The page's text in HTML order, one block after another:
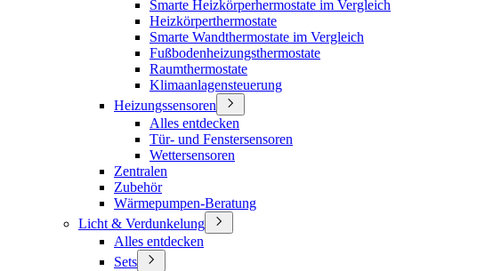
Smarte Heizkörperhermostate im Vergleich
Heizkörperthermostate
Smarte Wandthermostate im Vergleich
Fußbodenheizungsthermostate
Raumthermostate
Klimaanlagensteuerung
Heizungssensoren
Alles entdecken
Tür- und Fenstersensoren
Wettersensoren
Zentralen
Zubehör
Wärmepumpen-Beratung
Licht & Verdunkelung
Alles entdecken
Sets